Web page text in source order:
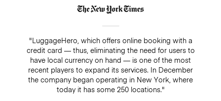
"LuggageHero, which offers online booking with a
credit card — thus, eliminating the need for users to
have local currency on hand — is one of the most
recent players to expand its services. In December
the company began operating in New York, where
today it has some 250 locations."